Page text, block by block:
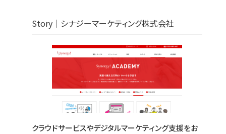
Story｜シナジーマーケティング株式会社
クラウドサービスやデジタルマーケティング支援をお